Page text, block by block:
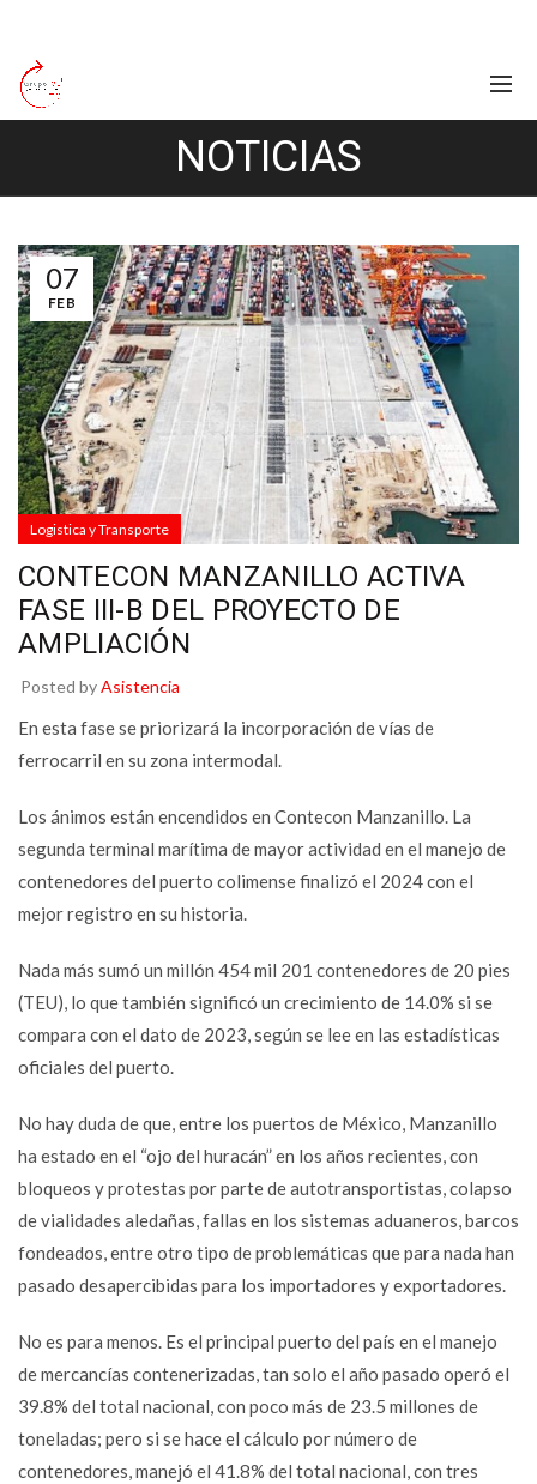
NOTICIAS
07
FEB
Logistica y Transporte
CONTECON MANZANILLO ACTIVA
FASE III-B DEL PROYECTO DE
AMPLIACIÓN
Posted byAsistencia
En esta fase se priorizará la incorporación de vías de
ferrocarril en su zona intermodal.
Los ánimos están encendidos en Contecon Manzanillo. La
segunda terminal marítima de mayor actividad en el manejo de
contenedores del puerto colimense finalizó el 2024 con el
mejor registro en su historia.
Nada más sumó un millón 454 mil 201 contenedores de 20 pies
(TEU), lo que también significó un crecimiento de 14.0% si se
compara con el dato de 2023, según se lee en las estadísticas
oficiales del puerto.
No hay duda de que, entre los puertos de México, Manzanillo
ha estado en el “ojo del huracán” en los años recientes, con
bloqueos y protestas por parte de autotransportistas, colapso
de vialidades aledañas, fallas en los sistemas aduaneros, barcos
fondeados, entre otro tipo de problemáticas que para nada han
pasado desapercibidas para los importadores y exportadores.
No es para menos. Es el principal puerto del país en el manejo
de mercancías contenerizadas, tan solo el año pasado operó el
39.8% del total nacional, con poco más de 23.5 millones de
toneladas; pero si se hace el cálculo por número de
contenedores, manejó el 41.8% del total nacional, con tres